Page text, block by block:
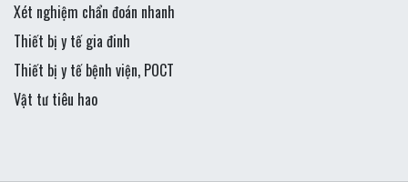
Xét nghiệm chẩn đoán nhanh
Thiết bị y tế gia đinh
Thiết bị y tế bệnh viện, POCT
Vật tư tiêu hao